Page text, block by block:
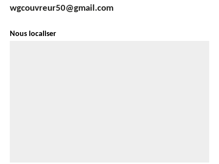
wgcouvreur50@gmail.com
Nous localiser